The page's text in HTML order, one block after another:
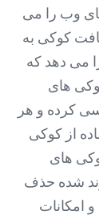
وب را می
کوکی به
می دهد که
های
کرده و هر
از کوکی
های
شده حذف
و امکانات